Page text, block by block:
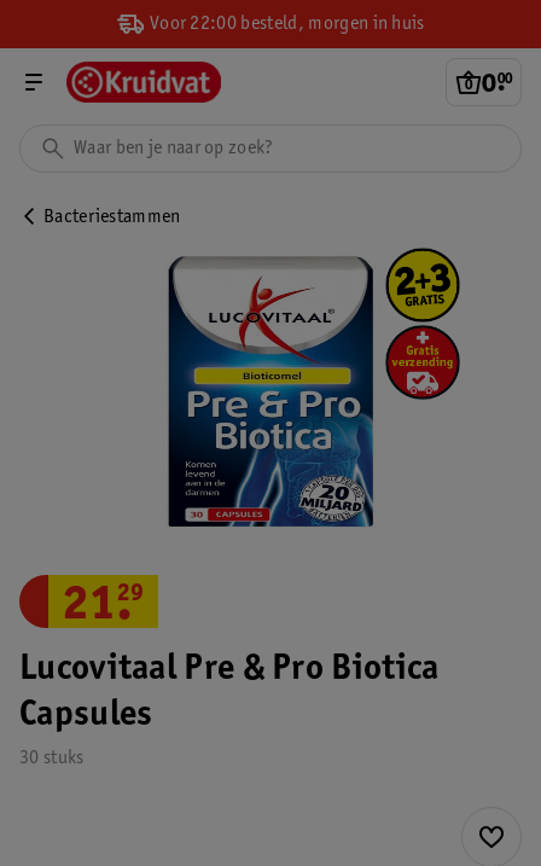
Voor 22:00 besteld, morgen in huis
0.
00
Bacteriestammen
Lucovitaal Pre & Pro Biotica
Capsules
30 stuks
21.
29